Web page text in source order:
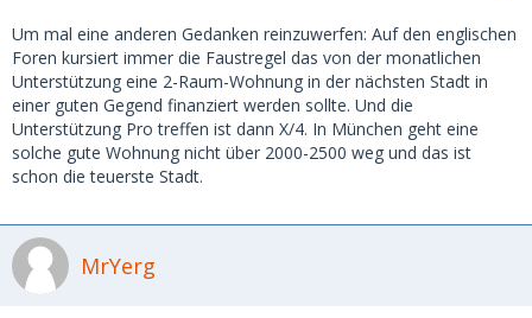
Um mal eine anderen Gedanken reinzuwerfen: Auf den englischen
Foren kursiert immer die Faustregel das von der monatlichen
Unterstützung eine 2-Raum-Wohnung in der nächsten Stadt in
einer guten Gegend finanziert werden sollte. Und die
Unterstützung Pro treffen ist dann X/4. In München geht eine
solche gute Wohnung nicht über 2000-2500 weg und das ist
schon die teuerste Stadt.
MrYerg